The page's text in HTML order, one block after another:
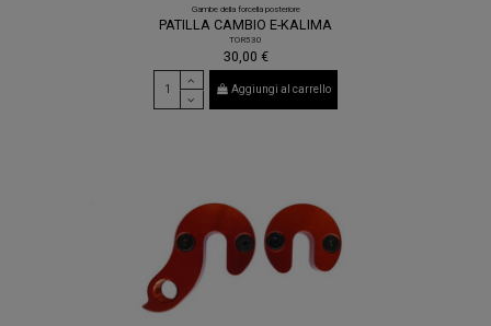
Gambe della forcella posteriore
PATILLA CAMBIO E-KALIMA
TOR530
30,00 €
Aggiungi al carrello